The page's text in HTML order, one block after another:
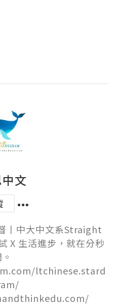
文
丨中大中文系Straight
X 生活進步，就在分秒
ltchinese.stard